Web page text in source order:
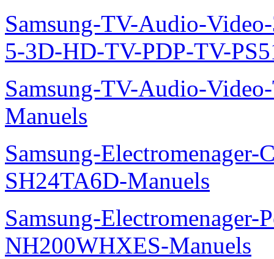
Samsung-TV-Audio-
5-3D-HD-TV-PDP-TV-
Samsung-TV-Audio-
Manuels
Samsung-Electromenager-
SH24TA6D-Manuels
Samsung-
NH200WHXES-Manuels